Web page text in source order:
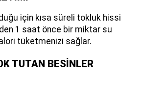
için kısa süreli tokluk hissi
1 saat önce bir miktar su
tüketmenizi sağlar.
TUTAN BESİNLER